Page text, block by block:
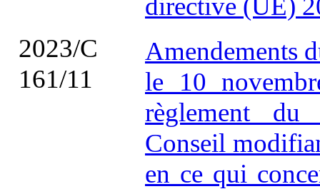
directive (UE)
2023/C
161/11
Amendements
le 10
règlement du
Conseil
en ce qui